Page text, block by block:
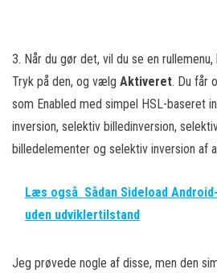
3. Når du gør det, vil du se en
Tryk på den, og vælg Aktiveret. Du får
som Enabled med simpel HSL-baseret
inversion, selektiv billedinversion,
billedelementer og selektiv inversion af
Læs også Sådan Sideload
uden udviklertilstand
Jeg prøvede nogle af disse, men den